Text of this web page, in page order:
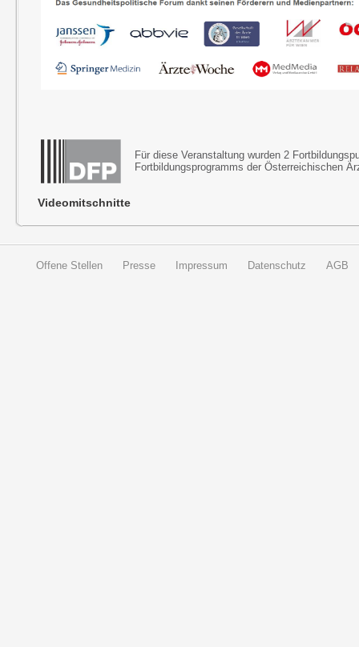
Für diese Veranstaltung wurden 2
Fortbildungsprogramms der Österreichischen
Videomitschnitte
Offene Stellen Presse Impressum Datenschutz AGB